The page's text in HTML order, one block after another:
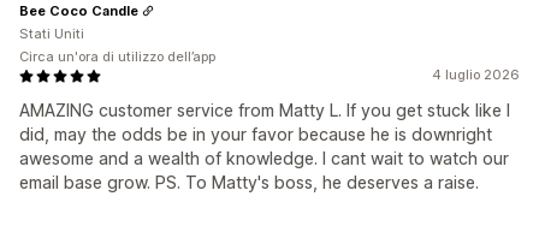
4 luglio 2026
AMAZING customer service from Matty L. If you get stuck like I
did, may the odds be in your favor because he is downright
awesome and a wealth of knowledge. I cant wait to watch our
email base grow. PS. To Matty's boss, he deserves a raise.
Bee Coco Candle
Stati Uniti
Circa un'ora di utilizzo dell’app